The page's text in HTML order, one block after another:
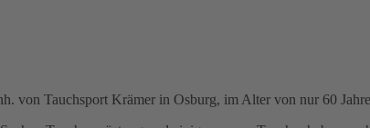
von Tauchsport Krämer in Osburg, im Alter von nur 60